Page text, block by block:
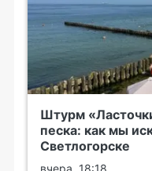
Штурм
песка: как мы
Светлогорске
вчера, 18:18